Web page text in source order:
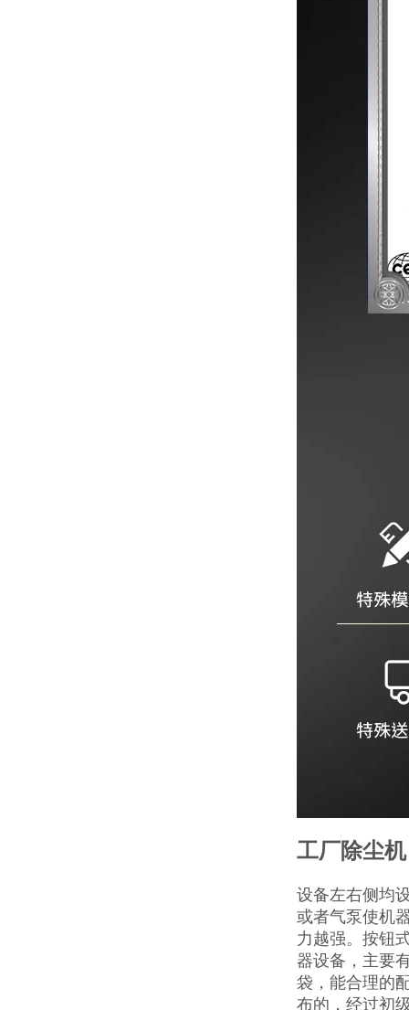
工厂除尘机
设备左右侧均
或者气泵使机
力越强。按钮
器设备，主要
袋，能合理的
布的，经过初